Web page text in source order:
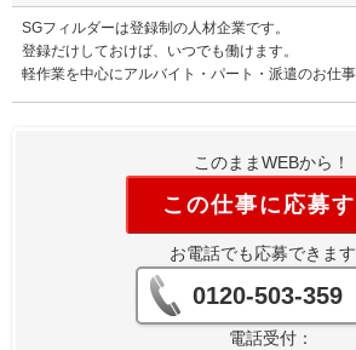
SGフィルダーは登録制の人材企業です。
登録だけしておけば、いつでも働けます。
軽作業を中心にアルバイト・パート・派遣のお仕事
このままWEBから！
この仕事に応募
お電話でも応募できます
0120-503-359
電話受付：